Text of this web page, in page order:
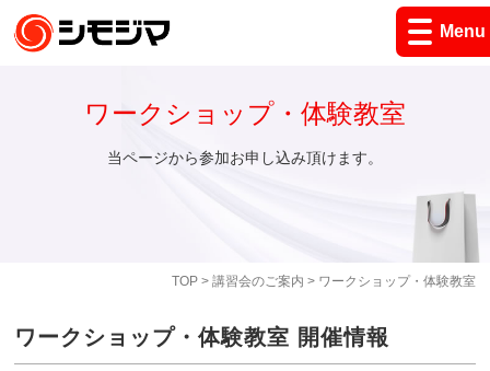
Menu
TOP> 講習会のご案内 > ワークショップ・体験教室
ワークショップ・体験教室
当ページから参加お申し込み頂けます。
ワークショップ・体験教室 開催情報